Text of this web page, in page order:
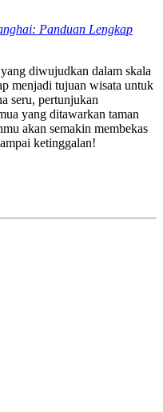
Panduan Lengkap
diwujudkan dalam skala
menjadi tujuan wisata untuk
seru, pertunjukan
yang ditawarkan taman
akan semakin membekas
ketinggalan!